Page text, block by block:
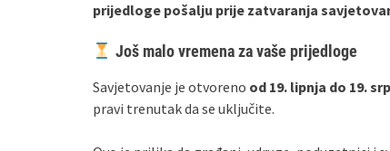
prijedloge pošalju prije zatvaranja
Još malo vremena za vaše prijedloge
Savjetovanje je otvoreno od 19. lipnja do 19.
pravi trenutak da se uključite.